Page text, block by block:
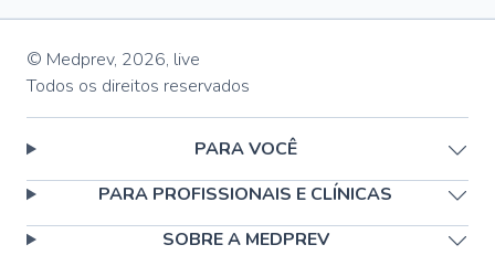
© Medprev, 2026, live
Todos os direitos reservados
PARA VOCÊ
PARA PROFISSIONAIS E CLÍNICAS
SOBRE A MEDPREV